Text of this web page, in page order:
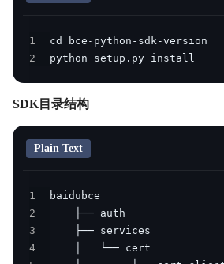
1
2
python setup.py install
SDK目录结构
Plain Text
1
2
3
4